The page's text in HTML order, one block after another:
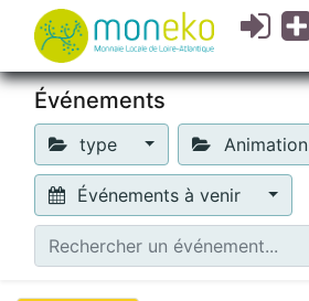
Événements
type Animation
Événements à venir